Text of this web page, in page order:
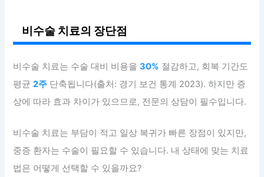
비수술 치료의 장단점
비수술 치료는 수술 대비 비용을30% 절감하고, 회복 기간도
평균2주 단축됩니다(출처: 경기 보건 통계 2023). 하지만 증
상에 따라 효과 차이가 있으므로, 전문의 상담이 필수입니다.
비수술 치료는 부담이 적고 일상 복귀가 빠른 장점이 있지만,
중증 환자는 수술이 필요할 수 있습니다. 내 상태에 맞는 치료
법은 어떻게 선택할 수 있을까요?